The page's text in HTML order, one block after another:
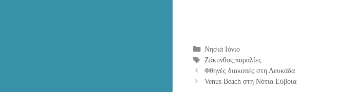
Κατηγορίες
Νησιά Ιόνιο
Ετικέτες
Ζάκυνθος παραλίες
Φθηνές διακοπές στη Λευκάδα
Venus Beach στη Νότια Εύβοια